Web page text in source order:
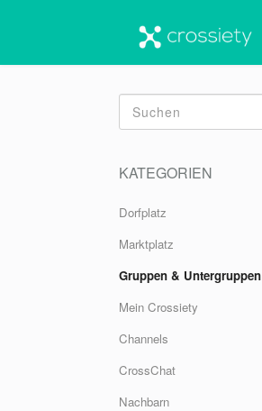
KATEGORIEN
Dorfplatz
Marktplatz
Gruppen & Untergruppen
Mein Crossiety
Channels
CrossChat
Nachbarn